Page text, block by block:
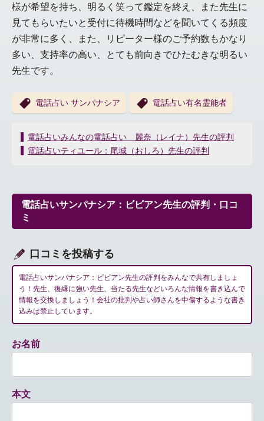
様が希望を持ち、明るく笑って鑑定を終え、また先生に
見てもらいたいと受付に待機時間などを聞いてくる頻度
が非常に多く、また、リピーター様のご予約数もかなり
多い、支持率の高い、とても前向きでひたむきな明るい
先生です。
電話占い サンパナシア 電話占い有名霊能者
投
稿
ー
シ
ョ
電話占いみんなの電話占い 麗奈（レイナ）先生の評判
電話占いティユール：尾城（おしろ）先生の評判
電話占いサンパナシア：ビビアン先生の評判・口コ
ミ
口コミを投稿する
電話占いサンパナシア：ビビアン先生の評判をみんなで共有しましょ
う！先生、復縁に強い先生、当たる先生などいろんな情報を書き込んで
情報を交換しましょう！会社の批判や占い師さんを中傷するような書き
込みは禁止しています。
お名前
本文